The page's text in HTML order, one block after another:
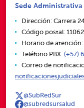
Sede Administrativa
Dirección: Carrera
Código postal:
Horario de atención:
Teléfono PBX: (+57)
Correo de
@SubRedSur
@subredsursalud